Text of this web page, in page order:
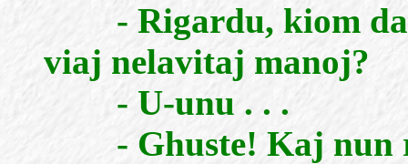
- Rigardu, kiom da
viaj nelavitaj manoj?
- U-unu . . .
- Ghuste! Kaj nun